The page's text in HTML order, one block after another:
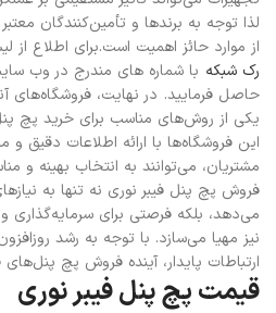
لذا توجه به برندها و تأمین‌کنندگان
از موارد حائز اهمیت است.برای اطلاع
رک شبکه با شماره های مندرج در وب
حاصل فرمایید. در نهایت، فروشگاه‌های
یکی از روش‌های مناسب برای خرید پچ
این فروشگاه‌ها با ارائه اطلاعات
مشتریان، می‌توانند به انتخاب بهینه و
فروش پچ پنل فیبر نوری نه تنها به
می‌دهد، بلکه فرصتی برای سرمایه‌گذاری و
نیز مهیا می‌سازد. با توجه به رشد
ارتباطات پایدار، آینده فروش پچ
قیمت پچ پنل فیبر نوری